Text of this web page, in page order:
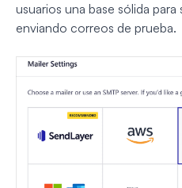
usuarios una base sólida
enviando correos de prueba.